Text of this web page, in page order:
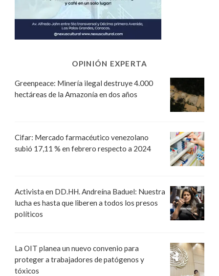
OPINIÓN EXPERTA
Greenpeace: Minería ilegal destruye 4.000
hectáreas de la Amazonía en dos años
Cifar: Mercado farmacéutico venezolano
subió 17,11 % en febrero respecto a 2024
Activista en DD.HH. Andreína Baduel: Nuestra
lucha es hasta que liberen a todos los presos
políticos
La OIT planea un nuevo convenio para
proteger a trabajadores de patógenos y
tóxicos